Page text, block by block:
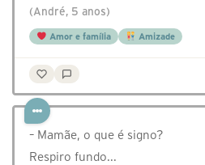
(André, 5 anos)
Amor e família Amizade
– Mamãe, o que é signo?
Respiro fundo...